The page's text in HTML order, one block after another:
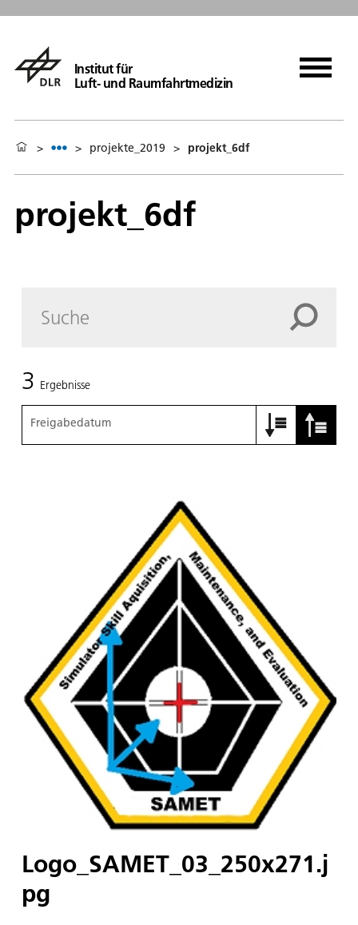
Institut für
Luft- und Raumfahrtmedizin
> > projekte_2019 > projekt_6df
projekt_6df
3 Ergebnisse
Freigabedatum
Logo_SAMET_03_250x271.j
pg